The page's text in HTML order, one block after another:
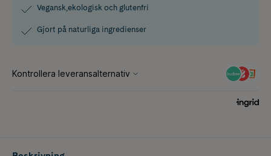
Vegansk,ekologisk och glutenfri
Gjort på naturliga ingredienser